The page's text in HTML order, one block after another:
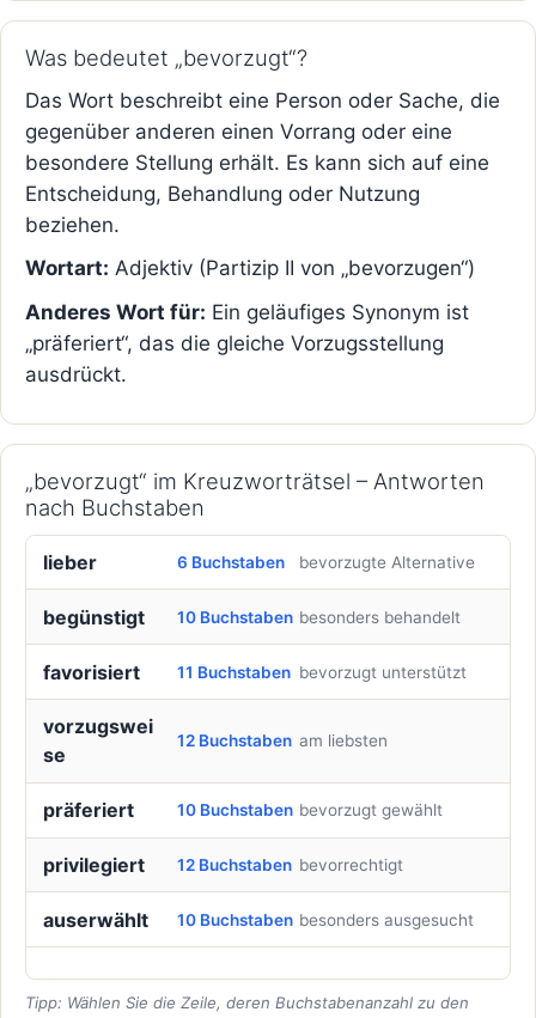
Was bedeutet „bevorzugt“?
Das Wort beschreibt eine Person oder Sache, die
gegenüber anderen einen Vorrang oder eine
besondere Stellung erhält. Es kann sich auf eine
Entscheidung, Behandlung oder Nutzung
beziehen.
Wortart: Adjektiv (Partizip II von „bevorzugen“)
Anderes Wort für: Ein geläufiges Synonym ist
„präferiert“, das die gleiche Vorzugsstellung
ausdrückt.
„bevorzugt“ im Kreuzworträtsel – Antworten
nach Buchstaben
lieber 6 Buchstaben bevorzugte Alternative
begünstigt 10 Buchstaben besonders behandelt
favorisiert 11 Buchstaben bevorzugt unterstützt
vorzugswei
se
12 Buchstaben am liebsten
präferiert 10 Buchstaben bevorzugt gewählt
privilegiert 12 Buchstaben bevorrechtigt
auserwählt 10 Buchstaben besonders ausgesucht
Tipp: Wählen Sie die Zeile, deren Buchstabenanzahl zu den